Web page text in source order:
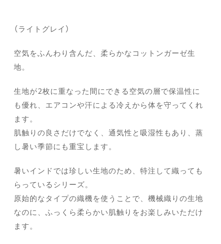
（ライトグレイ）
空気をふんわり含んだ、柔らかなコットンガーゼ生
地。
生地が2枚に重なった間にできる空気の層で保温性に
も優れ、エアコンや汗による冷えから体を守ってくれ
ます。
肌触りの良さだけでなく、通気性と吸湿性もあり、蒸
し暑い季節にも重宝します。
暑いインドでは珍しい生地のため、特注して織っても
らっているシリーズ。
原始的なタイプの織機を使うことで、機械織りの生地
なのに、ふっくら柔らかい肌触りをお楽しみいただけ
ます。